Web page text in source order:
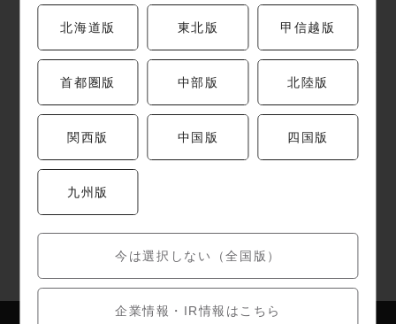
北海道版 東北版 甲信越版
首都圏版 中部版 北陸版
関西版 中国版 四国版
九州版
今は選択しない（全国版）
企業情報・IR情報はこちら
2025/06/03
Uポイントのご案内